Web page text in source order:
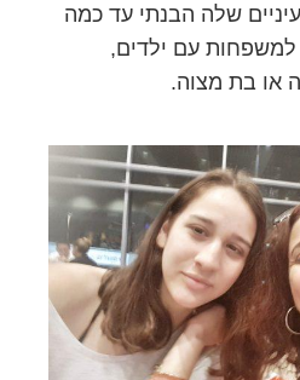
שלה הבנתי עד כמה
עם ילדים,
או בת מצוה.